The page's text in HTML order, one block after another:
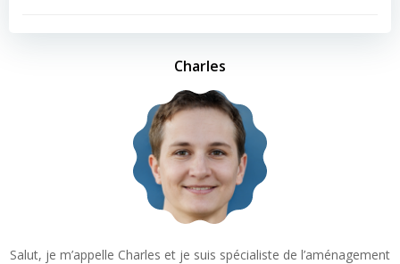
Charles
Salut, je m’appelle Charles et je suis spécialiste de l’aménagement